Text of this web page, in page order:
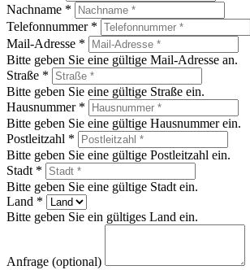
Nachname *
Telefonnummer *
Mail-Adresse *
Bitte geben Sie eine gültige Mail-Adresse an.
Straße *
Bitte geben Sie eine gültige Straße ein.
Hausnummer *
Bitte geben Sie eine gültige Hausnummer ein.
Postleitzahl *
Bitte geben Sie eine gültige Postleitzahl ein.
Stadt *
Bitte geben Sie eine gültige Stadt ein.
Land *
Bitte geben Sie ein gültiges Land ein.
Anfrage (optional)